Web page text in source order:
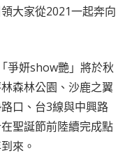
大家從2021一起奔向
爭妍show艷」將於秋
森林公園、沙鹿之翼
口、台3線與中興路
聖誕節前陸續完成點
來。